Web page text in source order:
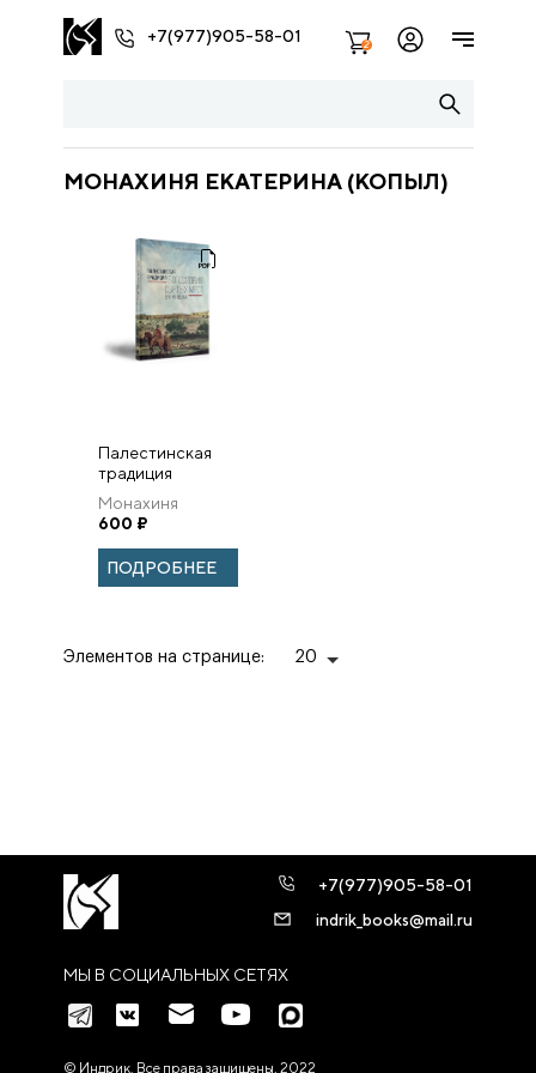
+7(977)905-58-01 2
МОНАХИНЯ ЕКАТЕРИНА (КОПЫЛ)
Палестинская
традиция
богословия
святых мест в V–
VIII веках.
Монахиня
Екатерина
600 ₽
ПОДРОБНЕЕ
Элементов на странице: 20
МЫ В СОЦИАЛЬНЫХ СЕТЯХ
+7(977)905-58-01
indrik_books@mail.ru
© Индрик. Все права защищены, 2022